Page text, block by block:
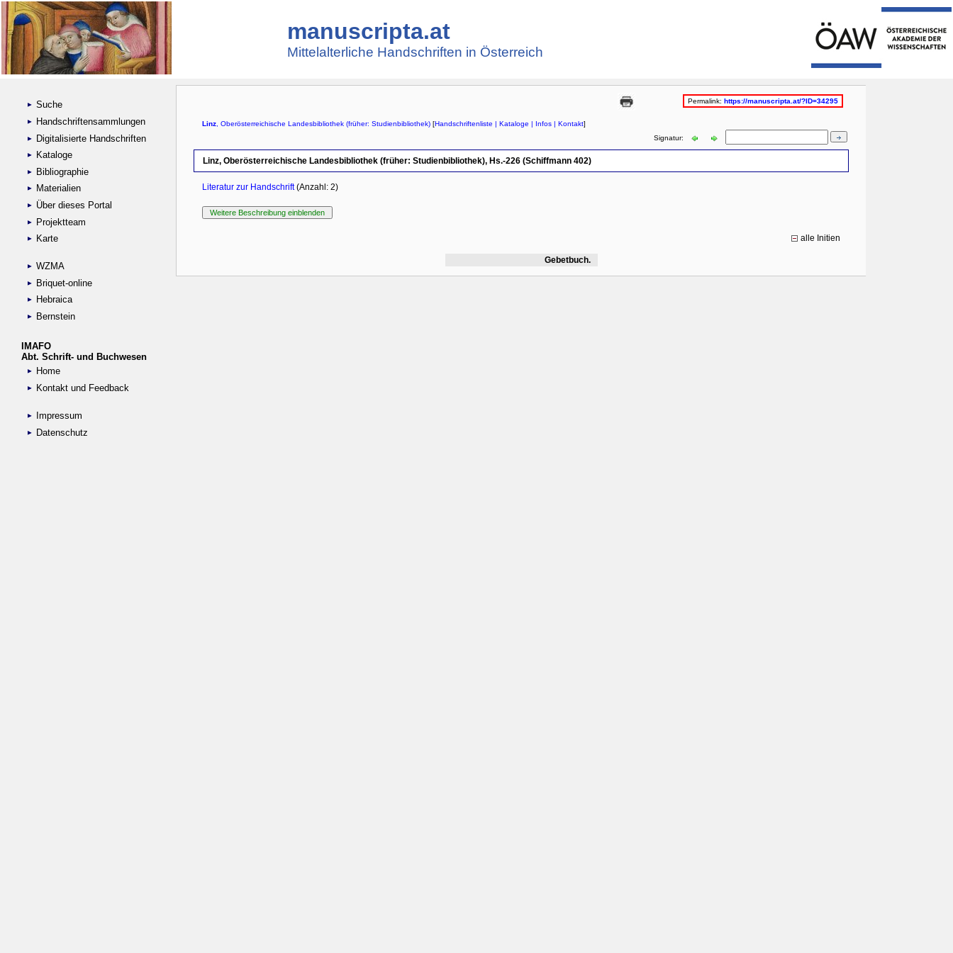
manuscripta.at
Mittelalterliche Handschriften in Österreich
Suche
Handschriftensammlungen
Digitalisierte Handschriften
Kataloge
Bibliographie
Materialien
Über dieses Portal
Projektteam
Karte
WZMA
Briquet-online
Hebraica
Bernstein
IMAFO
Abt. Schrift- und Buchwesen
Home
Kontakt und Feedback
Impressum
Datenschutz